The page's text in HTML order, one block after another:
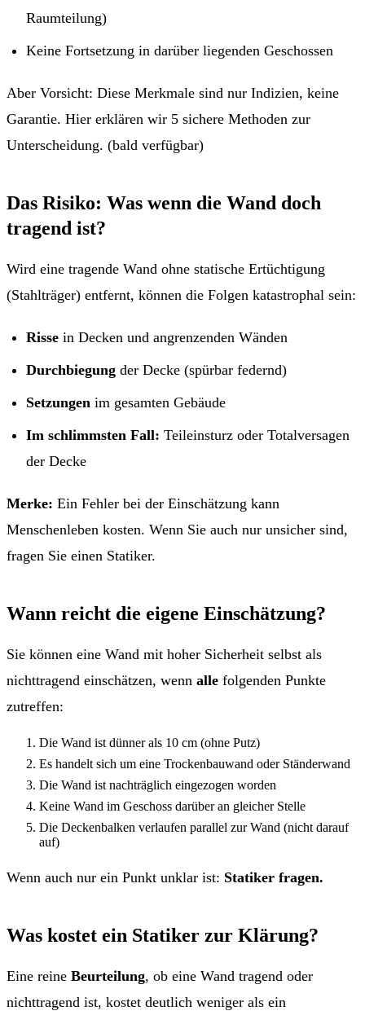
Raumteilung)
Keine Fortsetzung in darüber liegenden Geschossen
Aber Vorsicht: Diese Merkmale sind nur Indizien, keine
Garantie. Hier erklären wir 5 sichere Methoden zur
Unterscheidung. (bald verfügbar)
Das Risiko: Was wenn die Wand doch
tragend ist?
Wird eine tragende Wand ohne statische Ertüchtigung
(Stahlträger) entfernt, können die Folgen katastrophal sein:
Risse in Decken und angrenzenden Wänden
Durchbiegung der Decke (spürbar federnd)
Setzungen im gesamten Gebäude
Im schlimmsten Fall: Teileinsturz oder Totalversagen
der Decke
Merke: Ein Fehler bei der Einschätzung kann
Menschenleben kosten. Wenn Sie auch nur unsicher sind,
fragen Sie einen Statiker.
Wann reicht die eigene Einschätzung?
Sie können eine Wand mit hoher Sicherheit selbst als
nichttragend einschätzen, wenn alle folgenden Punkte
zutreffen:
Die Wand ist dünner als 10 cm (ohne Putz)
Es handelt sich um eine Trockenbauwand oder Ständerwand
Die Wand ist nachträglich eingezogen worden
Keine Wand im Geschoss darüber an gleicher Stelle
Die Deckenbalken verlaufen parallel zur Wand (nicht darauf
auf)
Wenn auch nur ein Punkt unklar ist: Statiker fragen.
Was kostet ein Statiker zur Klärung?
Eine reine Beurteilung, ob eine Wand tragend oder
nichttragend ist, kostet deutlich weniger als ein